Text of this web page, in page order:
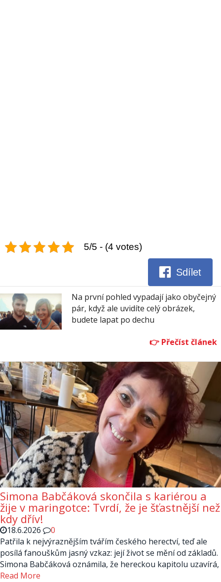
5/5 - (4 votes)
Sdílet
Na první pohled vypadají jako obyčejný
pár, když ale uvidíte celý obrázek,
budete lapat po dechu
Simona Babčáková skončila s kariérou a
žije v maringotce: Tvrdí, že je šťastnější než
kdy dřív!
18.6.2026
0
Patřila k nejvýraznějším tvářím českého herectví, teď ale
posílá fanouškům jasný vzkaz: její život se mění od základů.
Simona Babčáková oznámila, že hereckou kapitolu uzavírá,
Read More